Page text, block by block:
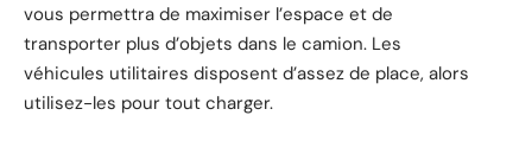
vous permettra de maximiser l’espace et de
transporter plus d’objets dans le camion. Les
véhicules utilitaires disposent d’assez de place, alors
utilisez-les pour tout charger.